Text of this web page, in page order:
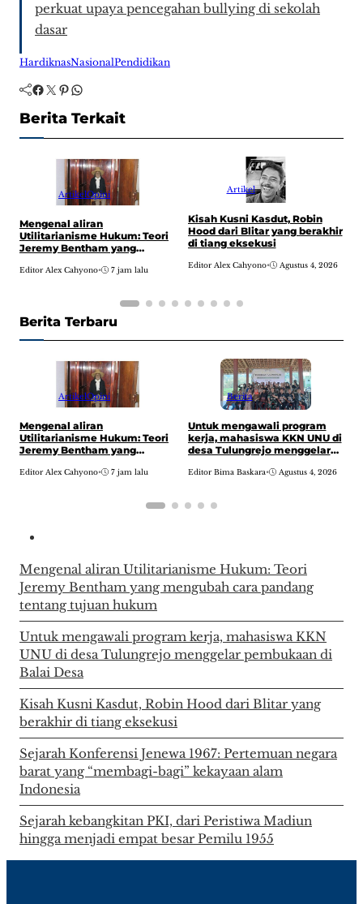
perkuat upaya pencegahan bullying di sekolah
dasar
HardiknasNasionalPendidikan
Facebook Twitter Pinterest WhatsApp
Berita Terkait
ArtikelOpini
Mengenal aliran
Utilitarianisme Hukum: Teori
Jeremy Bentham yang
tentang tujuan hukum
Editor Alex Cahyono• 7 jam lalu
Artikel
Kisah Kusni Kasdut, Robin
Hood dari Blitar yang berakhir
di tiang eksekusi
Editor Alex Cahyono• Agustus 4, 2026
Berita Terbaru
ArtikelOpini
Mengenal aliran
Utilitarianisme Hukum: Teori
Jeremy Bentham yang
tentang tujuan hukum
Editor Alex Cahyono• 7 jam lalu
Berita
Untuk mengawali program
kerja, mahasiswa KKN UNU di
desa Tulungrejo menggelar
Editor Bima Baskara• Agustus 4, 2026
Mengenal aliran Utilitarianisme Hukum: Teori
Jeremy Bentham yang mengubah cara pandang
tentang tujuan hukum
Untuk mengawali program kerja, mahasiswa KKN
UNU di desa Tulungrejo menggelar pembukaan di
Balai Desa
Kisah Kusni Kasdut, Robin Hood dari Blitar yang
berakhir di tiang eksekusi
Sejarah Konferensi Jenewa 1967: Pertemuan negara
barat yang “membagi-bagi” kekayaan alam
Indonesia
Sejarah kebangkitan PKI, dari Peristiwa Madiun
hingga menjadi empat besar Pemilu 1955